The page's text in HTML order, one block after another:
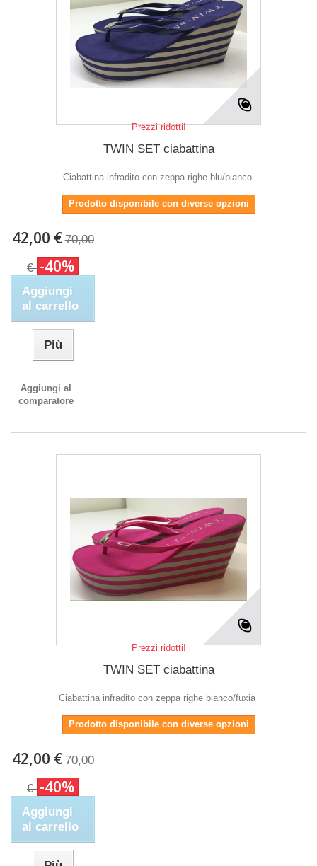
Prezzi ridotti!
TWIN SET ciabattina
Ciabattina infradito con zeppa righe blu/bianco
Prodotto disponibile con diverse opzioni
42,00 € 70,00
€ -40%
Aggiungi
al carrello
Più
Aggiungi al
comparatore
Prezzi ridotti!
TWIN SET ciabattina
Ciabattina infradito con zeppa righe bianco/fuxia
Prodotto disponibile con diverse opzioni
42,00 € 70,00
€ -40%
Aggiungi
al carrello